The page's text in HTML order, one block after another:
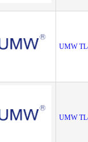
UMW
UMW